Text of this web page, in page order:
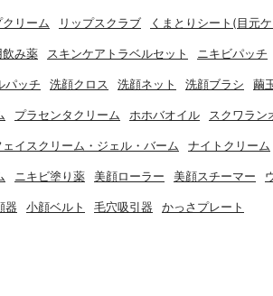
クリーム リップスクラブ くまとりシート(目元
飲み薬 スキンケアトラベルセット ニキビパッチ
パッチ 洗顔クロス 洗顔ネット 洗顔ブラシ 繭
プラセンタクリーム ホホバオイル スクワラン
ェイスクリーム・ジェル・バーム ナイトクリーム
ニキビ塗り薬 美顔ローラー 美顔スチーマー
器 小顔ベルト 毛穴吸引器 かっさプレート